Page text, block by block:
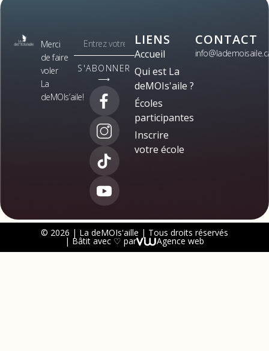
Merci
de faire
voler
La
deMOIs’aile!
S'ABONNER
⟶
LIENS
Accueil
Qui est La
deMOIs'aile ?
Écoles
participantes
Inscrire
votre école
CONTACT
© 2026 | La deMOIs'aille | Tous droits réservés
| Bâtit avec ♡ par Agence web